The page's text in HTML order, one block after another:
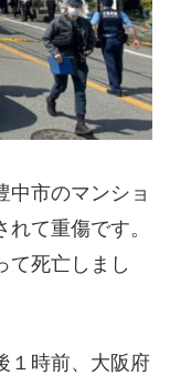
中市のマンショ
て重傷です。
て死亡しまし
１時前、大阪府